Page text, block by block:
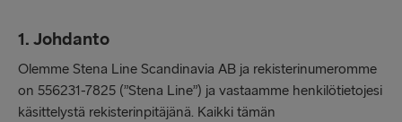
1. Johdanto
Olemme Stena Line Scandinavia AB ja rekisterinumeromme
on 556231-7825 (”Stena Line”) ja vastaamme henkilötietojesi
käsittelystä rekisterinpitäjänä. Kaikki tämän